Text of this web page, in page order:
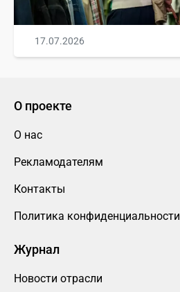
17.07.2026
О проекте
О нас
Рекламодателям
Контакты
Политика конфиденциальности
Журнал
Новости отрасли